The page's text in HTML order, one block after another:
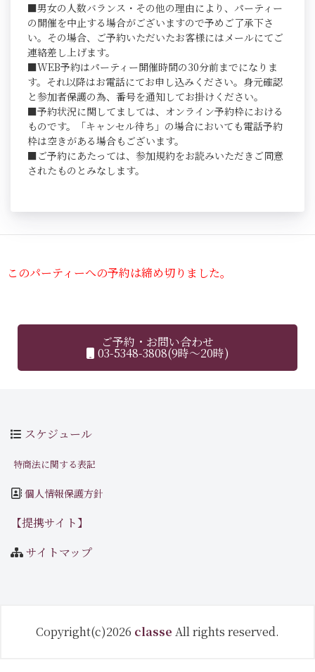
■男女の人数バランス・その他の理由により、パーティー
の開催を中止する場合がございますので予めご了承下さ
い。その場合、ご予約いただいたお客様にはメールにてご
連絡差し上げます。
■WEB予約はパーティー開催時間の30分前までになりま
す。それ以降はお電話にてお申し込みください。身元確認
と参加者保護の為、番号を通知してお掛けください。
■予約状況に関してましては、オンライン予約枠における
ものです。「キャンセル待ち」の場合においても電話予約
枠は空きがある場合もございます。
■ご予約にあたっては、参加規約をお読みいただきご同意
されたものとみなします。
このパーティーへの予約は締め切りました。
ご予約・お問い合わせ
03-5348-3808(9時～20時)
スケジュール
特商法に関する表記
個人情報保護方針
【提携サイト】
サイトマップ
Copyright(c)2026 classe All rights reserved.